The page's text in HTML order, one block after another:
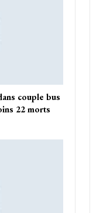
couple bus
22 morts